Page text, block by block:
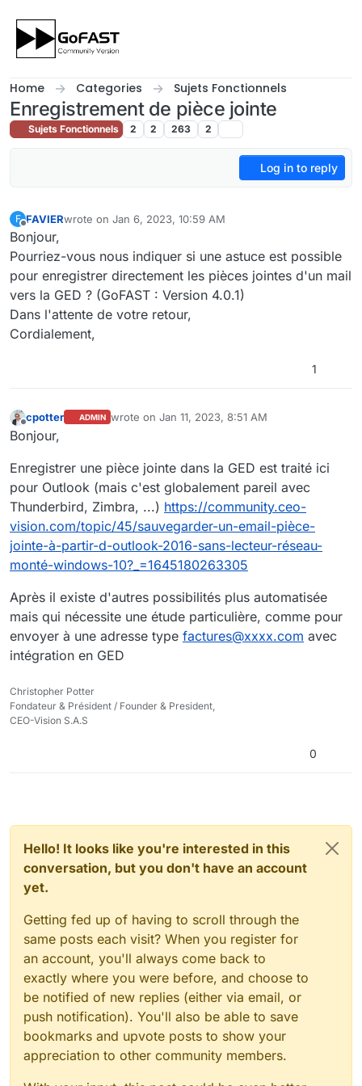
Home Categories Sujets Fonctionnels
Enregistrement de pièce jointe
Sujets Fonctionnels 2 2 263 2
Log in to reply
F
Offline
FAVIERwrote on Jan 6, 2023, 10:59 AM
last edited by
Bonjour,
Pourriez-vous nous indiquer si une astuce est possible
pour enregistrer directement les pièces jointes d'un mail
vers la GED ? (GoFAST : Version 4.0.1)
Dans l'attente de votre retour,
Cordialement,
1
Offline
cpotter ADMIN wrote on Jan 11, 2023, 8:51 AM
last edited by cpotterJan 18, 2023, 7:24 PM
Bonjour,
Enregistrer une pièce jointe dans la GED est traité ici
pour Outlook (mais c'est globalement pareil avec
Thunderbird, Zimbra, ...) https://community.ceo-
vision.com/topic/45/sauvegarder-un-email-pièce-
jointe-à-partir-d-outlook-2016-sans-lecteur-réseau-
monté-windows-10?_=1645180263305
Après il existe d'autres possibilités plus automatisée
mais qui nécessite une étude particulière, comme pour
envoyer à une adresse type factures@xxxx.com avec
intégration en GED
Christopher Potter
Fondateur & Président / Founder & President,
CEO-Vision S.A.S
0
Hello! It looks like you're interested in this
conversation, but you don't have an account
yet.
Getting fed up of having to scroll through the
same posts each visit? When you register for
an account, you'll always come back to
exactly where you were before, and choose to
be notified of new replies (either via email, or
push notification). You'll also be able to save
bookmarks and upvote posts to show your
appreciation to other community members.